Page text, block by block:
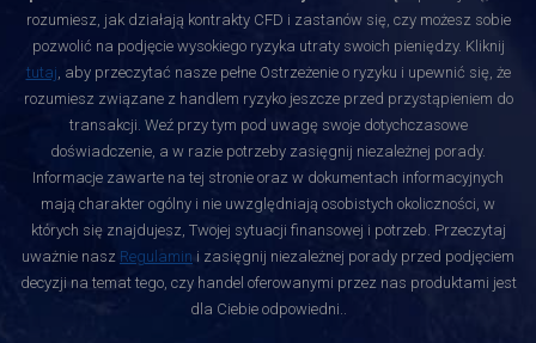
rozumiesz, jak działają kontrakty CFD i zastanów się, czy możesz sobie
pozwolić na podjęcie wysokiego ryzyka utraty swoich pieniędzy. Kliknij
tutaj, aby przeczytać nasze pełne Ostrzeżenie o ryzyku i upewnić się, że
rozumiesz związane z handlem ryzyko jeszcze przed przystąpieniem do
transakcji. Weź przy tym pod uwagę swoje dotychczasowe
doświadczenie, a w razie potrzeby zasięgnij niezależnej porady.
Informacje zawarte na tej stronie oraz w dokumentach informacyjnych
mają charakter ogólny i nie uwzględniają osobistych okoliczności, w
których się znajdujesz, Twojej sytuacji finansowej i potrzeb. Przeczytaj
uważnie nasz Regulamin i zasięgnij niezależnej porady przed podjęciem
decyzji na temat tego, czy handel oferowanymi przez nas produktami jest
dla Ciebie odpowiedni..